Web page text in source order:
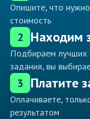
Опишите, что
стоимость
2 Находим
Подбираем лучших
задания, вы
3 Платите
Оплачиваете,
результатом